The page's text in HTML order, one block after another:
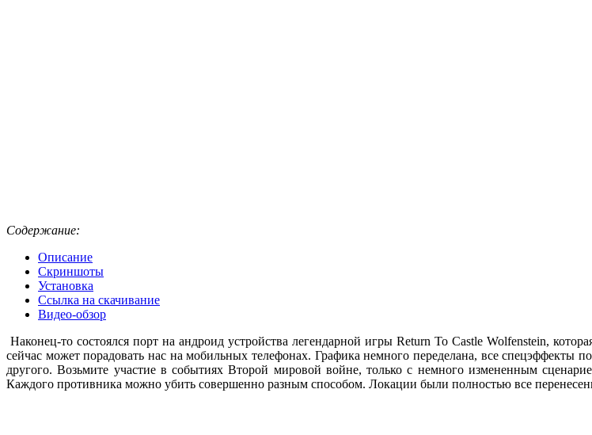
Содержание:
Описание
Скриншоты
Установка
Ссылка на скачивание
Видео-обзор
Наконец-то состоялся порт на андроид устройства легендарной игры Return To Castle Wolfenstein,
сейчас может порадовать нас на мобильных телефонах. Графика немного переделана, все
другого. Возьмите участие в событиях Второй мировой войне, только с немного измененным
Каждого противника можно убить совершенно разным способом. Локации были полностью все